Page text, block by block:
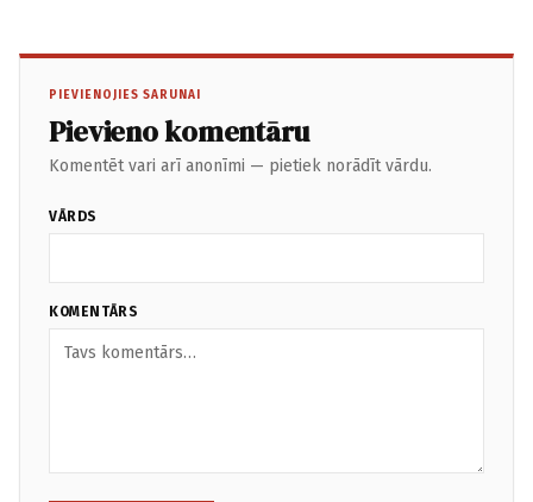
PIEVIENOJIES SARUNAI
Pievieno komentāru
Komentēt vari arī anonīmi — pietiek norādīt vārdu.
VĀRDS
KOMENTĀRS